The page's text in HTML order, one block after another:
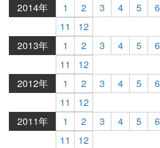
2014年
1 2 3 4 5 6
11
12
2013年
1 2 3 4 5 6
11
12
2012年
1 2 3 4 5 6
11
12
2011年
1 2 3 4 5 6
11
12